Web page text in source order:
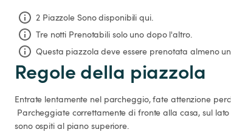
2 Piazzole Sono disponibili qui.
Tre notti Prenotabili solo uno dopo l'altro.
Questa piazzola deve essere prenotata almeno
Regole della piazzola
Entrate lentamente nel parcheggio, fate attenzione
sono ospiti al piano superiore.